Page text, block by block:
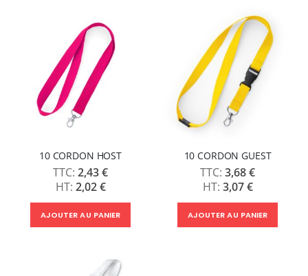
10 CORDON HOST
2,43 €
2,02 €
AJOUTER AU PANIER
10 CORDON GUEST
3,68 €
3,07 €
AJOUTER AU PANIER